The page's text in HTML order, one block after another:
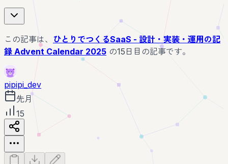
この記事は、 ひとりでつくるSaaS - 設計・実装・運用の記
録 Advent Calendar 2025 の15日目の記事です。
pipipi_dev
先月
15